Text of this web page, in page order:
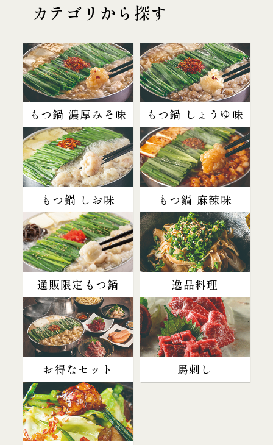
カテゴリから探す
もつ鍋 濃厚みそ味 もつ鍋 しょうゆ味
もつ鍋 しお味 もつ鍋 麻辣味
通販限定もつ鍋 逸品料理
お得なセット 馬刺し